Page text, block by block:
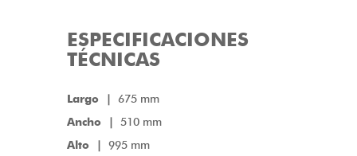
ESPECIFICACIONES
TÉCNICAS
Largo |
675 mm
Ancho |
510 mm
Alto |
995 mm